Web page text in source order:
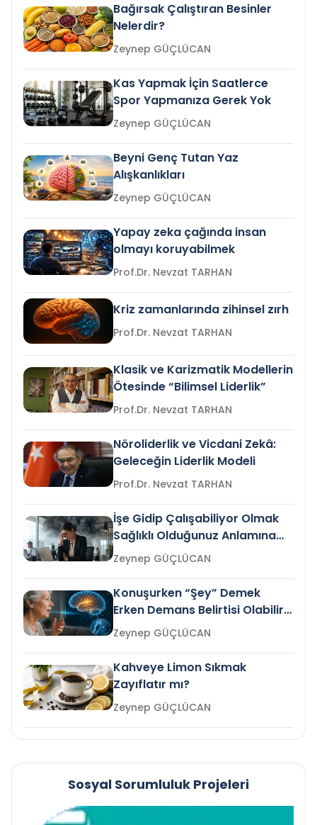
Bağırsak Çalıştıran Besinler
Nelerdir?
Zeynep GÜÇLÜCAN
Kas Yapmak İçin Saatlerce
Spor Yapmanıza Gerek Yok
Zeynep GÜÇLÜCAN
Beyni Genç Tutan Yaz
Alışkanlıkları
Zeynep GÜÇLÜCAN
Yapay zeka çağında insan
olmayı koruyabilmek
Prof.Dr. Nevzat TARHAN
Kriz zamanlarında zihinsel zırh
Prof.Dr. Nevzat TARHAN
Klasik ve Karizmatik Modellerin
Ötesinde “Bilimsel Liderlik”
Prof.Dr. Nevzat TARHAN
Nöroliderlik ve Vicdani Zekâ:
Geleceğin Liderlik Modeli
Prof.Dr. Nevzat TARHAN
İşe Gidip Çalışabiliyor Olmak
Sağlıklı Olduğunuz Anlamına
Gelir mi?Zeynep GÜÇLÜCAN
Konuşurken “Şey” Demek
Erken Demans Belirtisi Olabilir
mi?
Zeynep GÜÇLÜCAN
Kahveye Limon Sıkmak
Zayıflatır mı?
Zeynep GÜÇLÜCAN
Sosyal Sorumluluk Projeleri